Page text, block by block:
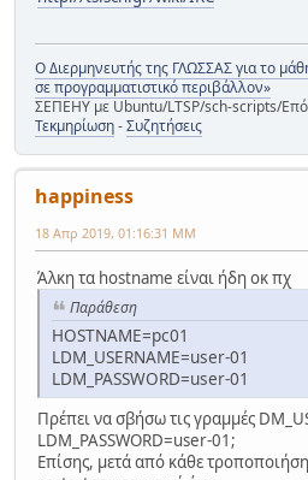
Ο Διερμηνευτής της ΓΛΩΣΣΑΣ για το
σε προγραμματιστικό περιβάλλον»
ΣΕΠΕΗΥ με Ubuntu/LTSP/sch-scripts/
Τεκμηρίωση-Συζητήσεις
happiness
18 Απρ 2019, 01:16:31 ΜΜ
Άλκη τα hostname είναι ήδη οκ πχ
Παράθεση
HOSTNAME=pc01
LDM_USERNAME=user-01
LDM_PASSWORD=user-01
Πρέπει να σβήσω τις γραμμές
LDM_PASSWORD=user-01;
Επίσης, μετά από κάθε